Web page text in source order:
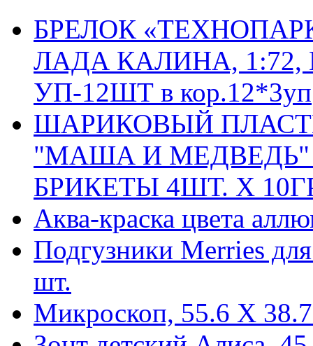
БРЕЛОК
ЛАДА КАЛИНА, 1:72,
УП-12ШТ в кор.12*3уп
ШАРИКОВЫЙ
"МАША И
БРИКЕТЫ 4ШТ. Х
Аква-краска цвета
Подгузники Merries
шт.
Микроскоп, 55.6 X